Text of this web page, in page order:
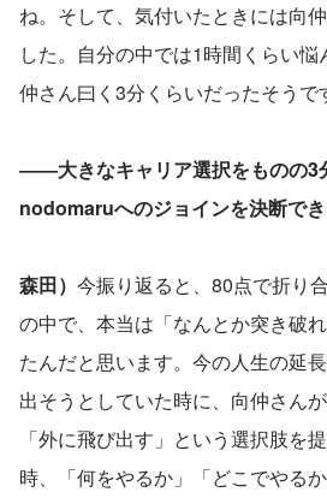
ね。そして、気付いたときには向
した。自分の中では1時間くらい
仲さん曰く3分くらいだったそうで
――大きなキャリア選択をものの
nodomaruへのジョインを決断で
森田） 今振り返ると、80点で折り
の中で、本当は「なんとか突き破
たんだと思います。今の人生の延
出そうとしていた時に、向仲さん
「外に飛び出す」という選択肢を
時、「何をやるか」「どこでやる